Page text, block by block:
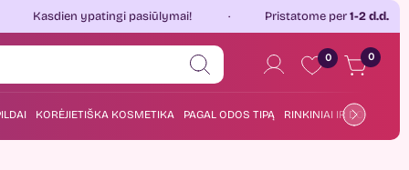
ypatingi pasiūlymai! Pristatome per1-2 d.d.
0 0
KORĖJIETIŠKA KOSMETIKA PAGAL ODOS TIPĄ RINKINIAI IR DOVANOS